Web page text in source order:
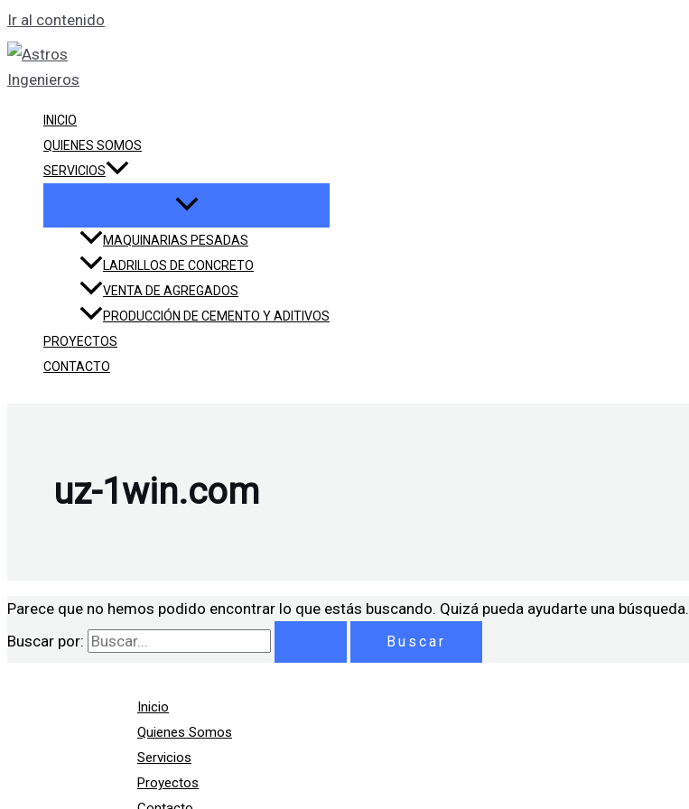
Ir al contenido
INICIO
QUIENES SOMOS
SERVICIOS
MAQUINARIAS PESADAS
LADRILLOS DE CONCRETO
VENTA DE AGREGADOS
PRODUCCIÓN DE CEMENTO Y ADITIVOS
PROYECTOS
CONTACTO
uz-1win.com
Parece que no hemos podido encontrar lo que estás buscando. Quizá pueda ayudarte una búsqueda.
Buscar por:
Inicio
Quienes Somos
Servicios
Proyectos